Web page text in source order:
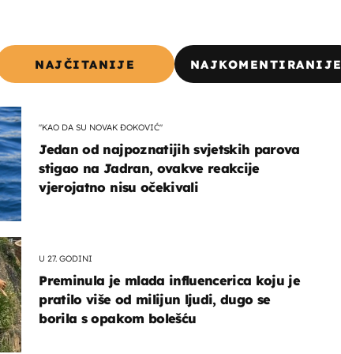
NAJČITANIJE NAJKOMENTIRANIJE
"KAO DA SU NOVAK ĐOKOVIĆ"
Jedan od najpoznatijih svjetskih parova
stigao na Jadran, ovakve reakcije
vjerojatno nisu očekivali
U 27. GODINI
Preminula je mlada influencerica koju je
pratilo više od milijun ljudi, dugo se
borila s opakom bolešću